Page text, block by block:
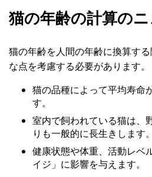
猫の年齢の計算の
猫の年齢を人間の年齢に換算す
な点を考慮する必要があります。
猫の品種によって平均寿命
す。
室内で飼われている猫は、
りも一般的に長生きします。
健康状態や体重、活動レベ
イジ」に影響を与えます。